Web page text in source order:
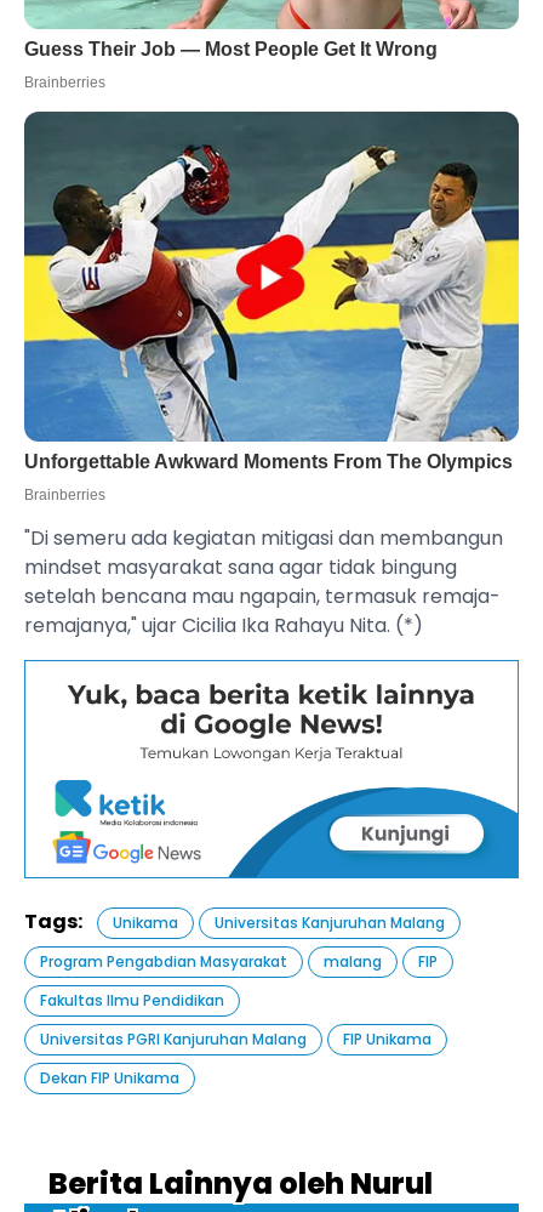
"Di semeru ada kegiatan mitigasi dan membangun
mindset masyarakat sana agar tidak bingung
setelah bencana mau ngapain, termasuk remaja-
remajanya," ujar Cicilia Ika Rahayu Nita. (*)
Tags: Unikama
Universitas Kanjuruhan Malang
Program Pengabdian Masyarakat
malang
FIP
Fakultas Ilmu Pendidikan
Universitas PGRI Kanjuruhan Malang
FIP Unikama
Dekan FIP Unikama
Berita Lainnya oleh Nurul